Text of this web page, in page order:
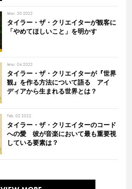
Mar. 30 2022
タイラー・ザ・クリエイターが観客に
「やめてほしいこと」を明かす
Mar. 04 2022
タイラー・ザ・クリエイターが『世界
観』を作る方法について語る アイ
ディアから生まれる世界とは？
Feb. 02 2022
タイラー・ザ・クリエイターのコード
への愛 彼が音楽において最も重要視
している要素は？